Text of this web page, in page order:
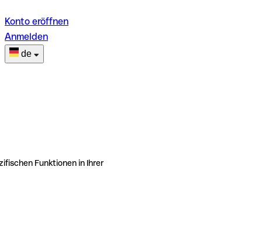
Konto eröffnen
Anmelden
de
Funktionen in Ihrer